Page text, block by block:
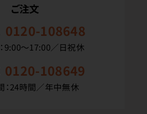
ご注文
0120-108648
9:00〜17:00／日祝休
0120-108649
：24時間／年中無休